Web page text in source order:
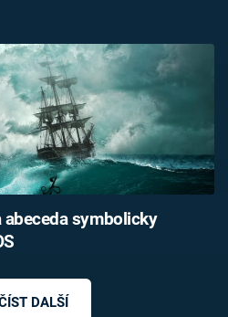
abeceda symbolicky
DALŠÍ